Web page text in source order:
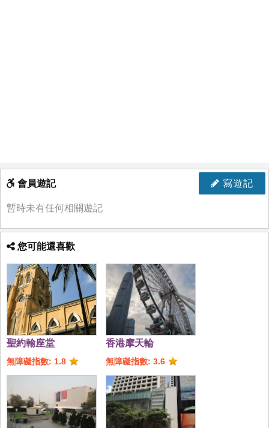
寫遊記
會員遊記
暫時未有任何相關遊記
您可能還喜歡
聖約翰座堂
無障礙指數: 1.8
香港摩天輪
無障礙指數: 3.6